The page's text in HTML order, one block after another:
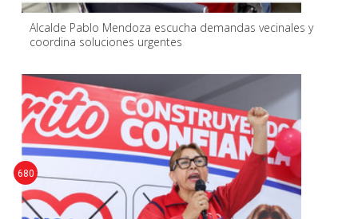
Alcalde Pablo Mendoza escucha demandas vecinales y
coordina soluciones urgentes
680